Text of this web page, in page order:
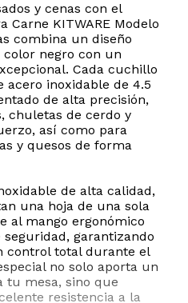
y cenas con el
Carne KITWARE Modelo
combina un diseño
negro con un
Cada cuchillo
acero inoxidable de 4.5
de alta precisión,
chuletas de cerdo y
así como para
y quesos de forma
de alta calidad,
una hoja de una sola
al mango ergonómico
garantizando
control total durante el
no solo aporta un
tu mesa, sino que
resistencia a la